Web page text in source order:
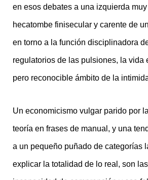
en esos debates a una izquierda
hecatombe finisecular y carente de
en torno a la función disciplinadora
regulatorios de las pulsiones, la vida
pero reconocible ámbito de la
Un economicismo vulgar parido por
teoría en frases de manual, y una
a un pequeño puñado de categorías
explicar la totalidad de lo real, son